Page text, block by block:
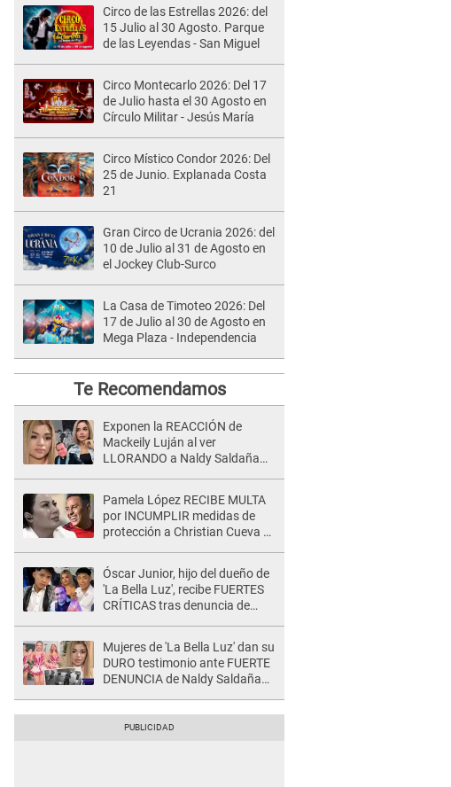
Circo de las Estrellas 2026: del
15 Julio al 30 Agosto. Parque
de las Leyendas - San Miguel
Circo Montecarlo 2026: Del 17
de Julio hasta el 30 Agosto en
Círculo Militar - Jesús María
Circo Místico Condor 2026: Del
25 de Junio. Explanada Costa
21
Gran Circo de Ucrania 2026: del
10 de Julio al 31 de Agosto en
el Jockey Club-Surco
La Casa de Timoteo 2026: Del
17 de Julio al 30 de Agosto en
Mega Plaza - Independencia
Te Recomendamos
Exponen la REACCIÓN de
Mackeily Luján al ver
LLORANDO a Naldy Saldaña
Pamela López RECIBE MULTA
por INCUMPLIR medidas de
protección a Christian Cueva y
abonar en 3 días"
Óscar Junior, hijo del dueño de
'La Bella Luz', recibe FUERTES
CRÍTICAS tras denuncia de
Mujeres de 'La Bella Luz' dan su
DURO testimonio ante FUERTE
DENUNCIA de Naldy Saldaña